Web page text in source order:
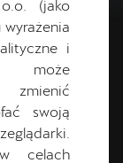
(jako
i
może
zmienić
swoją
celach